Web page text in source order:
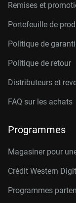
Remises et
Portefeuille de
Politique de
Politique de retour
Distributeurs et
FAQ sur les achats
Programmes
Magasiner pour
Crédit Western
Programmes